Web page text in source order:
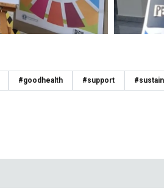
#goodhealth #support